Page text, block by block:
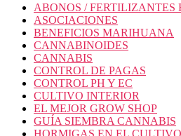
ABONOS / FERTILIZANTES
ASOCIACIONES
BENEFICIOS MARIHUANA
CANNABINOIDES
CANNABIS
CONTROL DE PAGAS
CONTROL PH Y EC
CULTIVO INTERIOR
EL MEJOR GROW SHOP
GUÍA SIEMBRA CANNABIS
HORMIGAS EN EL